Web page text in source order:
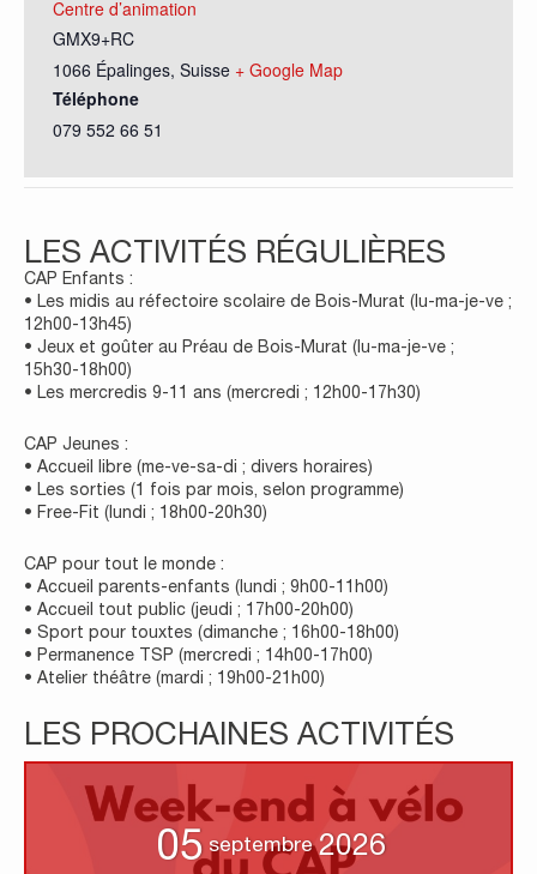
Centre d’animation
GMX9+RC
1066 Épalinges, Suisse + Google Map
Téléphone
079 552 66 51
LES ACTIVITÉS RÉGULIÈRES
CAP Enfants :
• Les midis au réfectoire scolaire de Bois-Murat (lu-ma-je-ve ;
12h00-13h45)
• Jeux et goûter au Préau de Bois-Murat (lu-ma-je-ve ;
15h30-18h00)
• Les mercredis 9-11 ans (mercredi ; 12h00-17h30)
CAP Jeunes :
• Accueil libre (me-ve-sa-di ; divers horaires)
• Les sorties (1 fois par mois, selon programme)
• Free-Fit (lundi ; 18h00-20h30)
CAP pour tout le monde :
• Accueil parents-enfants (lundi ; 9h00-11h00)
• Accueil tout public (jeudi ; 17h00-20h00)
• Sport pour touxtes (dimanche ; 16h00-18h00)
• Permanence TSP (mercredi ; 14h00-17h00)
• Atelier théâtre (mardi ; 19h00-21h00)
LES PROCHAINES ACTIVITÉS
05 septembre 2026